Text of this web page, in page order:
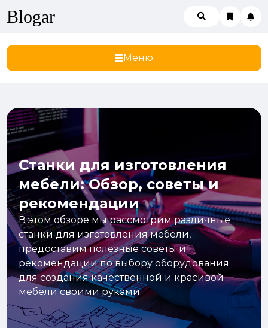
Blogar
Меню
Станки для изготовления
мебели: Обзор, советы и
рекомендации
В этом обзоре мы рассмотрим различные
станки для изготовления мебели,
предоставим полезные советы и
рекомендации по выбору оборудования
для создания качественной и красивой
мебели своими руками.